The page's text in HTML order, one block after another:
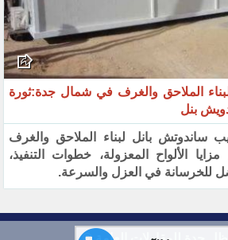
الملاحق والغرف في شمال جدة:ثورة
بنل
ساندوتش بانل لبناء الملاحق والغرف
الألواح المعزولة، خطوات التنفيذ،
للخرسانة في العزل والسرعة.